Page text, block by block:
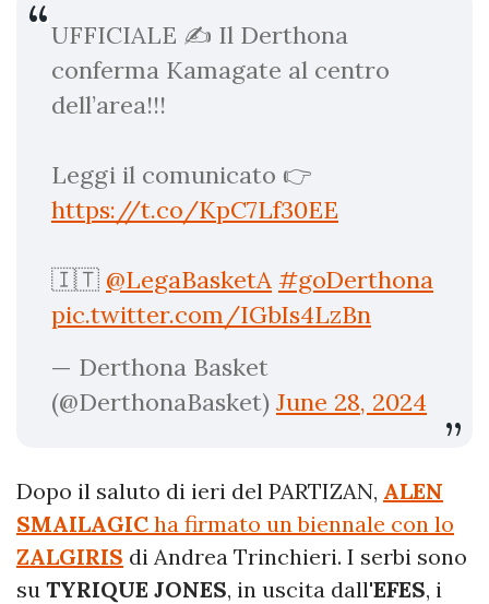
UFFICIALE ✍️ Il Derthona
conferma Kamagate al centro
dell’area!!!
Leggi il comunicato 👉
https://t.co/KpC7Lf30EE
🇮🇹 @LegaBasketA #goDerthona
pic.twitter.com/IGbIs4LzBn
— Derthona Basket
(@DerthonaBasket) June 28, 2024
Dopo il saluto di ieri del PARTIZAN, ALEN
SMAILAGIC ha firmato un biennale con lo
ZALGIRIS di Andrea Trinchieri. I serbi sono
su TYRIQUE JONES, in uscita dall'EFES, i